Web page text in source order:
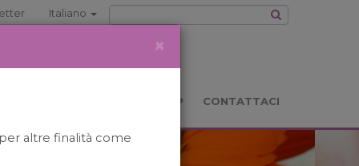
Italiano
BOOKSHOP CONTATTACI
×
altre finalità come